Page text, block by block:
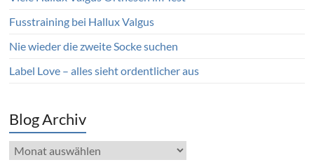
Fusstraining bei Hallux Valgus
Nie wieder die zweite Socke suchen
Label Love – alles sieht ordentlicher aus
Blog Archiv
Blog
Archiv